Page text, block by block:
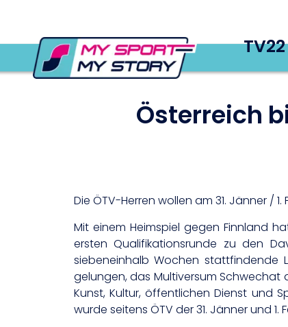
Österreich
Die ÖTV-Herren wollen am 31. Jänner /
Mit einem Heimspiel gegen Finnland
ersten Qualifikationsrunde zu den
siebeneinhalb Wochen stattfindende
gelungen, das Multiversum Schwechat
Kunst, Kultur, öffentlichen Dienst und
wurde seitens ÖTV der 31. Jänner und